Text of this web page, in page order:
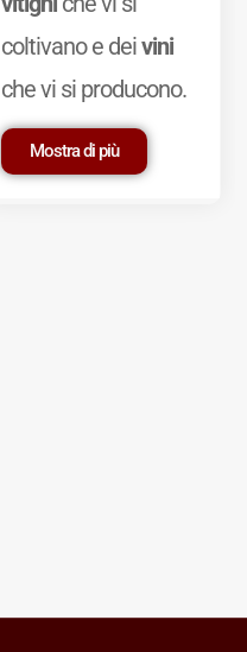
coltivano e deivini
che vi si producono.
Mostra di più